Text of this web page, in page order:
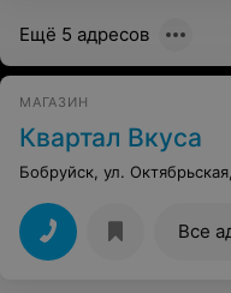
Ещё 5 адресов
МАГАЗИН
Квартал Вкуса
Бобруйск, ул.
Все